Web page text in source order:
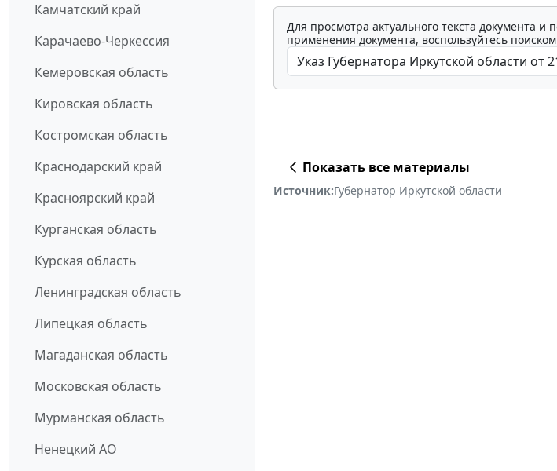
Камчатский край
Карачаево-Черкессия
Кемеровская область
Кировская область
Костромская область
Краснодарский край
Красноярский край
Курганская область
Курская область
Ленинградская область
Липецкая область
Магаданская область
Московская область
Мурманская область
Ненецкий АО
Для просмотра актуального текста документа
применения документа, воспользуйтесь
Показать все материалы
Источник:Губернатор Иркутской области